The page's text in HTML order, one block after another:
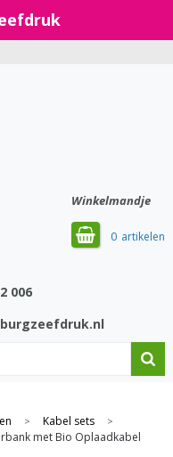
Winkelmandje
0
006
> Kabel sets >
met Bio Oplaadkabel